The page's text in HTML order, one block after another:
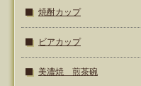
焼酎カップ
ビアカップ
美濃焼 煎茶碗